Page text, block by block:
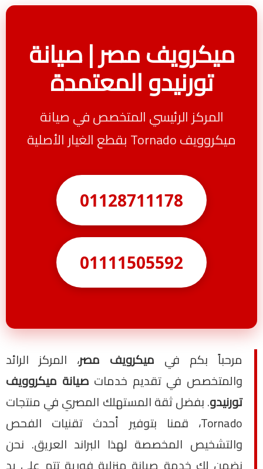
ميكرويف مصر | صيانة
تورنيدو المعتمدة
المركز الرئيسي المتخصص في صيانة
ميكروويف Tornado بقطع الغيار الأصلية
01128711178
01111505592
مرحباً بكم في ميكرويف مصر، المركز الرائد
والمتخصص في تقديم خدمات صيانة ميكروويف
تورنيدو. بفضل ثقة المستهلك المصري في منتجات
Tornado، قمنا بتوفير أحدث تقنيات الفحص
والتشخيص المخصصة لهذا البراند العريق. نحن